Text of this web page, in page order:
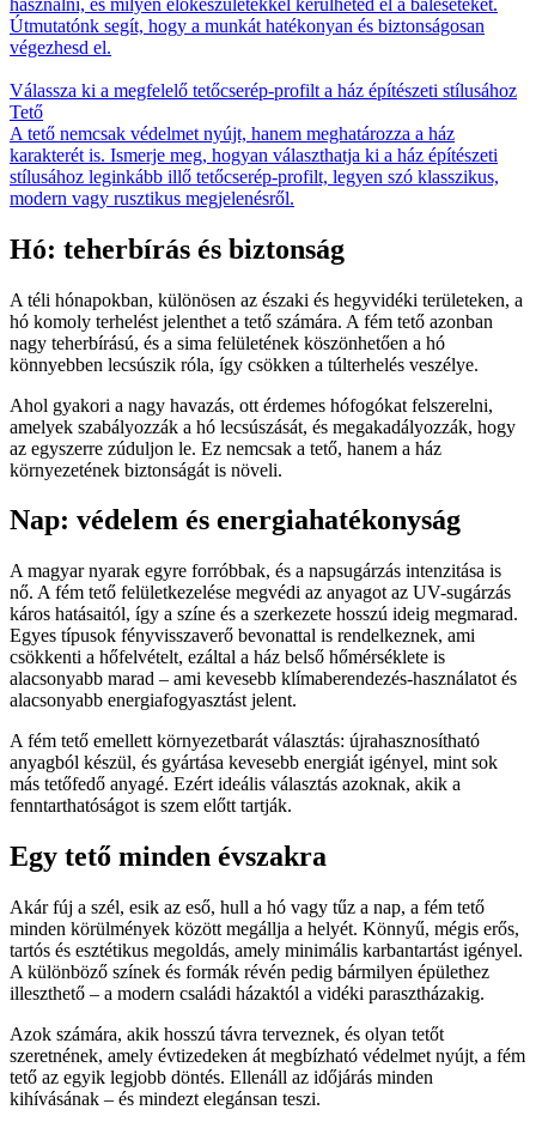
Útmutatónk segít, hogy a munkát hatékonyan és biztonságosan
végezhesd el.
Válassza ki a megfelelő tetőcserép-profilt a ház építészeti stílusához
Tető
A tető nemcsak védelmet nyújt, hanem meghatározza a ház
karakterét is. Ismerje meg, hogyan választhatja ki a ház építészeti
stílusához leginkább illő tetőcserép-profilt, legyen szó klasszikus,
modern vagy rusztikus megjelenésről.
Hó: teherbírás és biztonság
A téli hónapokban, különösen az északi és hegyvidéki területeken, a
hó komoly terhelést jelenthet a tető számára. A fém tető azonban
nagy teherbírású, és a sima felületének köszönhetően a hó
könnyebben lecsúszik róla, így csökken a túlterhelés veszélye.
Ahol gyakori a nagy havazás, ott érdemes hófogókat felszerelni,
amelyek szabályozzák a hó lecsúszását, és megakadályozzák, hogy
az egyszerre zúduljon le. Ez nemcsak a tető, hanem a ház
környezetének biztonságát is növeli.
Nap: védelem és energiahatékonyság
A magyar nyarak egyre forróbbak, és a napsugárzás intenzitása is
nő. A fém tető felületkezelése megvédi az anyagot az UV-sugárzás
káros hatásaitól, így a színe és a szerkezete hosszú ideig megmarad.
Egyes típusok fényvisszaverő bevonattal is rendelkeznek, ami
csökkenti a hőfelvételt, ezáltal a ház belső hőmérséklete is
alacsonyabb marad – ami kevesebb klímaberendezés-használatot és
alacsonyabb energiafogyasztást jelent.
A fém tető emellett környezetbarát választás: újrahasznosítható
anyagból készül, és gyártása kevesebb energiát igényel, mint sok
más tetőfedő anyagé. Ezért ideális választás azoknak, akik a
fenntarthatóságot is szem előtt tartják.
Egy tető minden évszakra
Akár fúj a szél, esik az eső, hull a hó vagy tűz a nap, a fém tető
minden körülmények között megállja a helyét. Könnyű, mégis erős,
tartós és esztétikus megoldás, amely minimális karbantartást igényel.
A különböző színek és formák révén pedig bármilyen épülethez
illeszthető – a modern családi házaktól a vidéki parasztházakig.
Azok számára, akik hosszú távra terveznek, és olyan tetőt
szeretnének, amely évtizedeken át megbízható védelmet nyújt, a fém
tető az egyik legjobb döntés. Ellenáll az időjárás minden
kihívásának – és mindezt elegánsan teszi.